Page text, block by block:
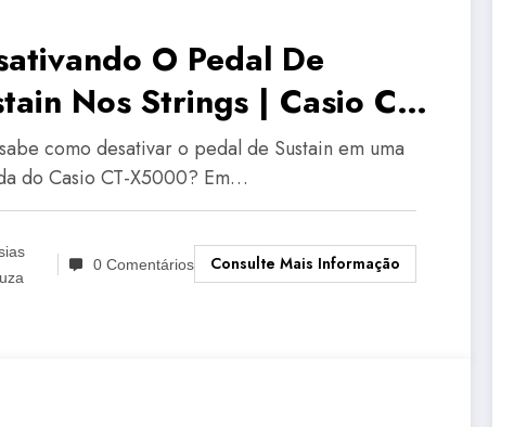
O Pedal De
Nos Strings | Casio CT-
como desativar o pedal de Sustain em uma
do Casio CT-X5000? Em…
0 Comentários Consulte Mais Informação